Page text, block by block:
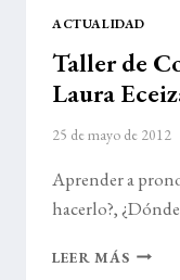
ACTUALIDAD
Taller de
Laura
25 de mayo de 2012
Aprender a
hacerlo?,
LEER MÁSTALLER